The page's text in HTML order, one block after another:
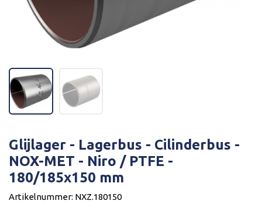
Glijlager - Lagerbus - Cilinderbus -
NOX-MET - Niro / PTFE -
180/185x150 mm
Artikelnummer: NXZ.180150